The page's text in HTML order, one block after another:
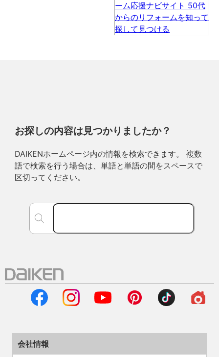
お探しの内容は見つかりましたか？
DAIKENホームページ内の情報を検索できます。 複数
語で検索を行う場合は、単語と単語の間をスペースで
区切ってください。
会社情報